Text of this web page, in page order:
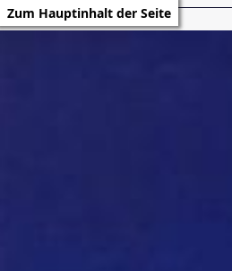
Zum Hauptinhalt der Seite